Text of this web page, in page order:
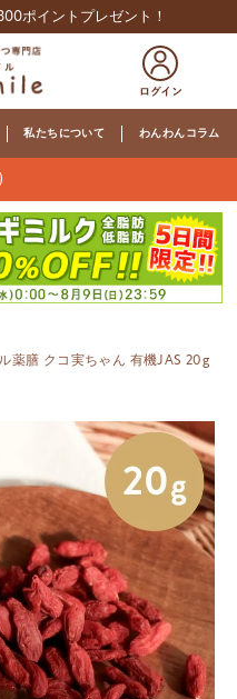
ポイントプレゼント！
私たちについて わんわんコラム
薬膳 クコ実ちゃん 有機JAS 20g